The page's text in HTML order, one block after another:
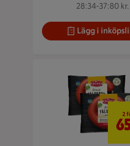
28:34-37:80 kr.
Lägg i
2